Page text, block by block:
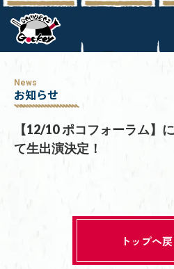
News
お知らせ
【12/10 ポコフォーラム】
て生出演決定！
トップへ